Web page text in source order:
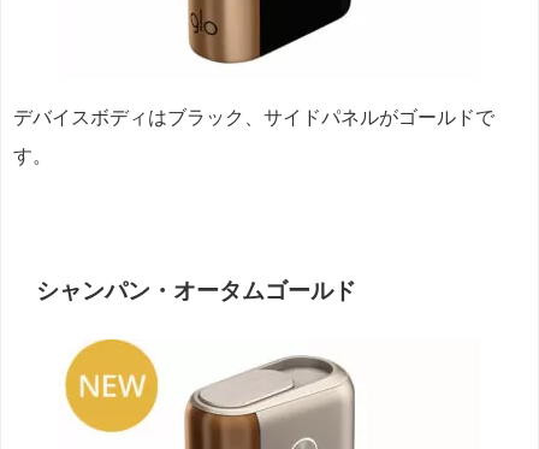
デバイスボディはブラック、サイドパネルがゴールドで
す。
シャンパン・オータムゴールド